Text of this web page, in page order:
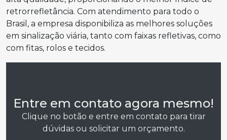
retrorrefletância. Com atendimento para todo o
Brasil, a empresa disponibiliza as melhores soluções
em sinalização viária, tanto com faixas refletivas, como
com fitas, rolos e tecidos.
Entre em contato agora mesmo!
Clique no botão e entre em contato para tirar
dúvidas ou solicitar um orçamento.